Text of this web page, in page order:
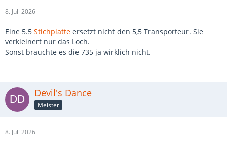
8. Juli 2026
Eine 5.5 Stichplatte ersetzt nicht den 5,5 Transporteur. Sie
verkleinert nur das Loch.
Sonst bräuchte es die 735 ja wirklich nicht.
Devil's Dance
Meister
8. Juli 2026